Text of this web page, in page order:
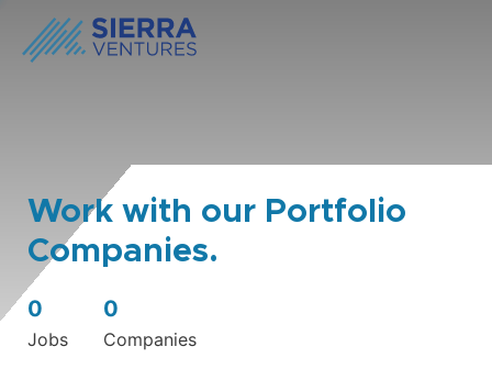
Work with our Portfolio
Companies.
0
Jobs
0
Companies